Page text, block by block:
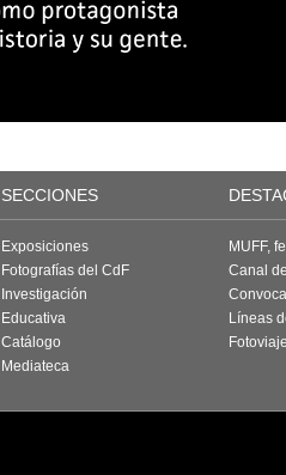
SECCIONES
Exposiciones
Fotografías del CdF
Investigación
Educativa
Catálogo
Mediateca
MUFF,
Canal
Líneas